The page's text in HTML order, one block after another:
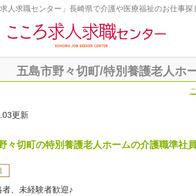
求人求職センター」長崎県で介護や医療福祉のお仕事探
五島市野々切町/特別養護老人ホ
更新
々切町の特別養護老人ホームの介護職準社
、未経験者歓迎♪